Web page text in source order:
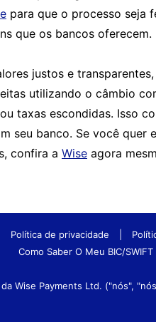
para que o processo seja
que os bancos oferecem.
justos e
utilizando o câmbio
taxas escondidas. Isso
seu banco. Se você quer
confira a Wise agora
Política de privacidade
Como Saber O Meu BIC/SWIFT
Wise Payments Ltd. ("nós",